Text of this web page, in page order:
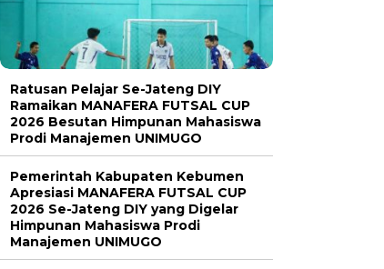
Ratusan Pelajar Se-Jateng DIY
Ramaikan MANAFERA FUTSAL CUP
2026 Besutan Himpunan Mahasiswa
Prodi Manajemen UNIMUGO
Pemerintah Kabupaten Kebumen
Apresiasi MANAFERA FUTSAL CUP
2026 Se-Jateng DIY yang Digelar
Himpunan Mahasiswa Prodi
Manajemen UNIMUGO